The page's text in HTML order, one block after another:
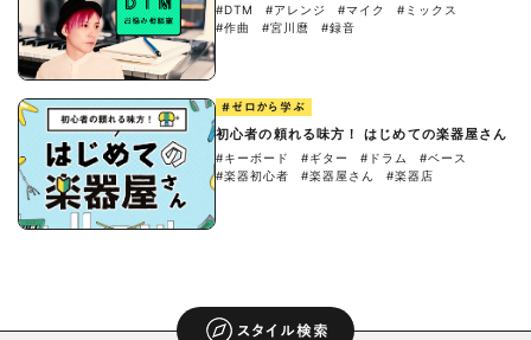
#DTM #アレンジ #マイク
#ミックス
#作曲
#宮川麿 #録音
#ゼロから学ぶ
初心者の頼れる味方！ はじめての楽器屋さん
#キーボード #ギター #ドラム
#ベース
#楽器初心者
#楽器屋さん #楽器店
スタイル検索